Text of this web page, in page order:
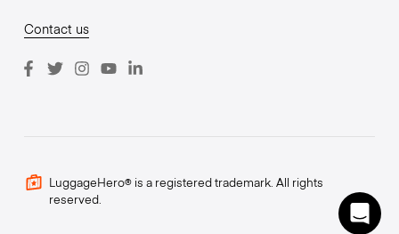
Contact us
LuggageHero® is a registered trademark. All rights
reserved.